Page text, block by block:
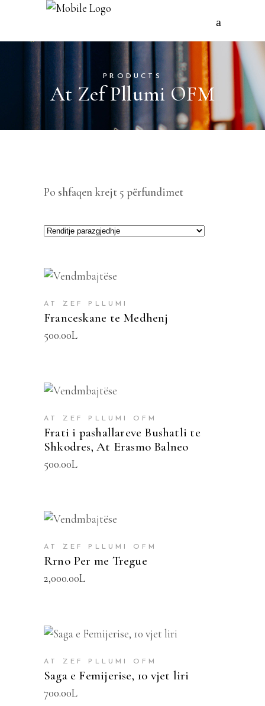
PRODUCTS
At Zef Pllumi OFM
Po shfaqen krejt 5 përfundimet
SHTOJE NË SHPORTË
AT ZEF PLLUMI
Franceskane te Medhenj
500.00L
SHTOJE NË SHPORTË
AT ZEF PLLUMI OFM
Frati i pashallareve Bushatli te
Shkodres, At Erasmo Balneo
500.00L
SHTOJE NË SHPORTË
AT ZEF PLLUMI OFM
Rrno Per me Tregue
2,000.00L
SHTOJE NË SHPORTË
AT ZEF PLLUMI OFM
Saga e Femijerise, 10 vjet liri
700.00L